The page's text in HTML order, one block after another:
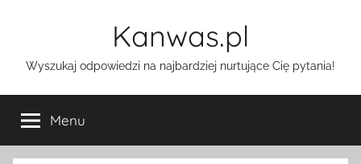
Kanwas.pl
Wyszukaj odpowiedzi na najbardziej nurtujące Cię pytania!
Menu